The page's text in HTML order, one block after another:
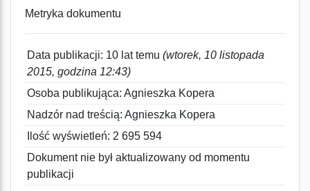
Metryka dokumentu
Data publikacji: 10 lat temu (wtorek, 10 listopada
2015, godzina 12:43)
Osoba publikująca: Agnieszka Kopera
Nadzór nad treścią: Agnieszka Kopera
Ilość wyświetleń: 2 695 594
Dokument nie był aktualizowany od momentu
publikacji